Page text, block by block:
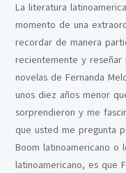
La literatura
momento de una
recordar de manera
recientemente y reseñar
novelas de Fernanda
unos diez años menor
sorprendieron y me
que usted me pregunta
Boom latinoamericano o
latinoamericano, es que